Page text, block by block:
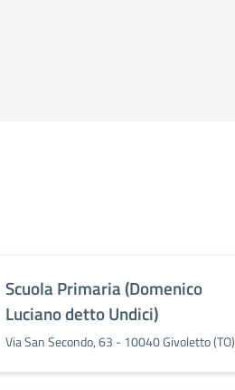
Scuola Primaria (Domenico
Luciano detto Undici)
Via San Secondo, 63 - 10040 Givoletto (TO)